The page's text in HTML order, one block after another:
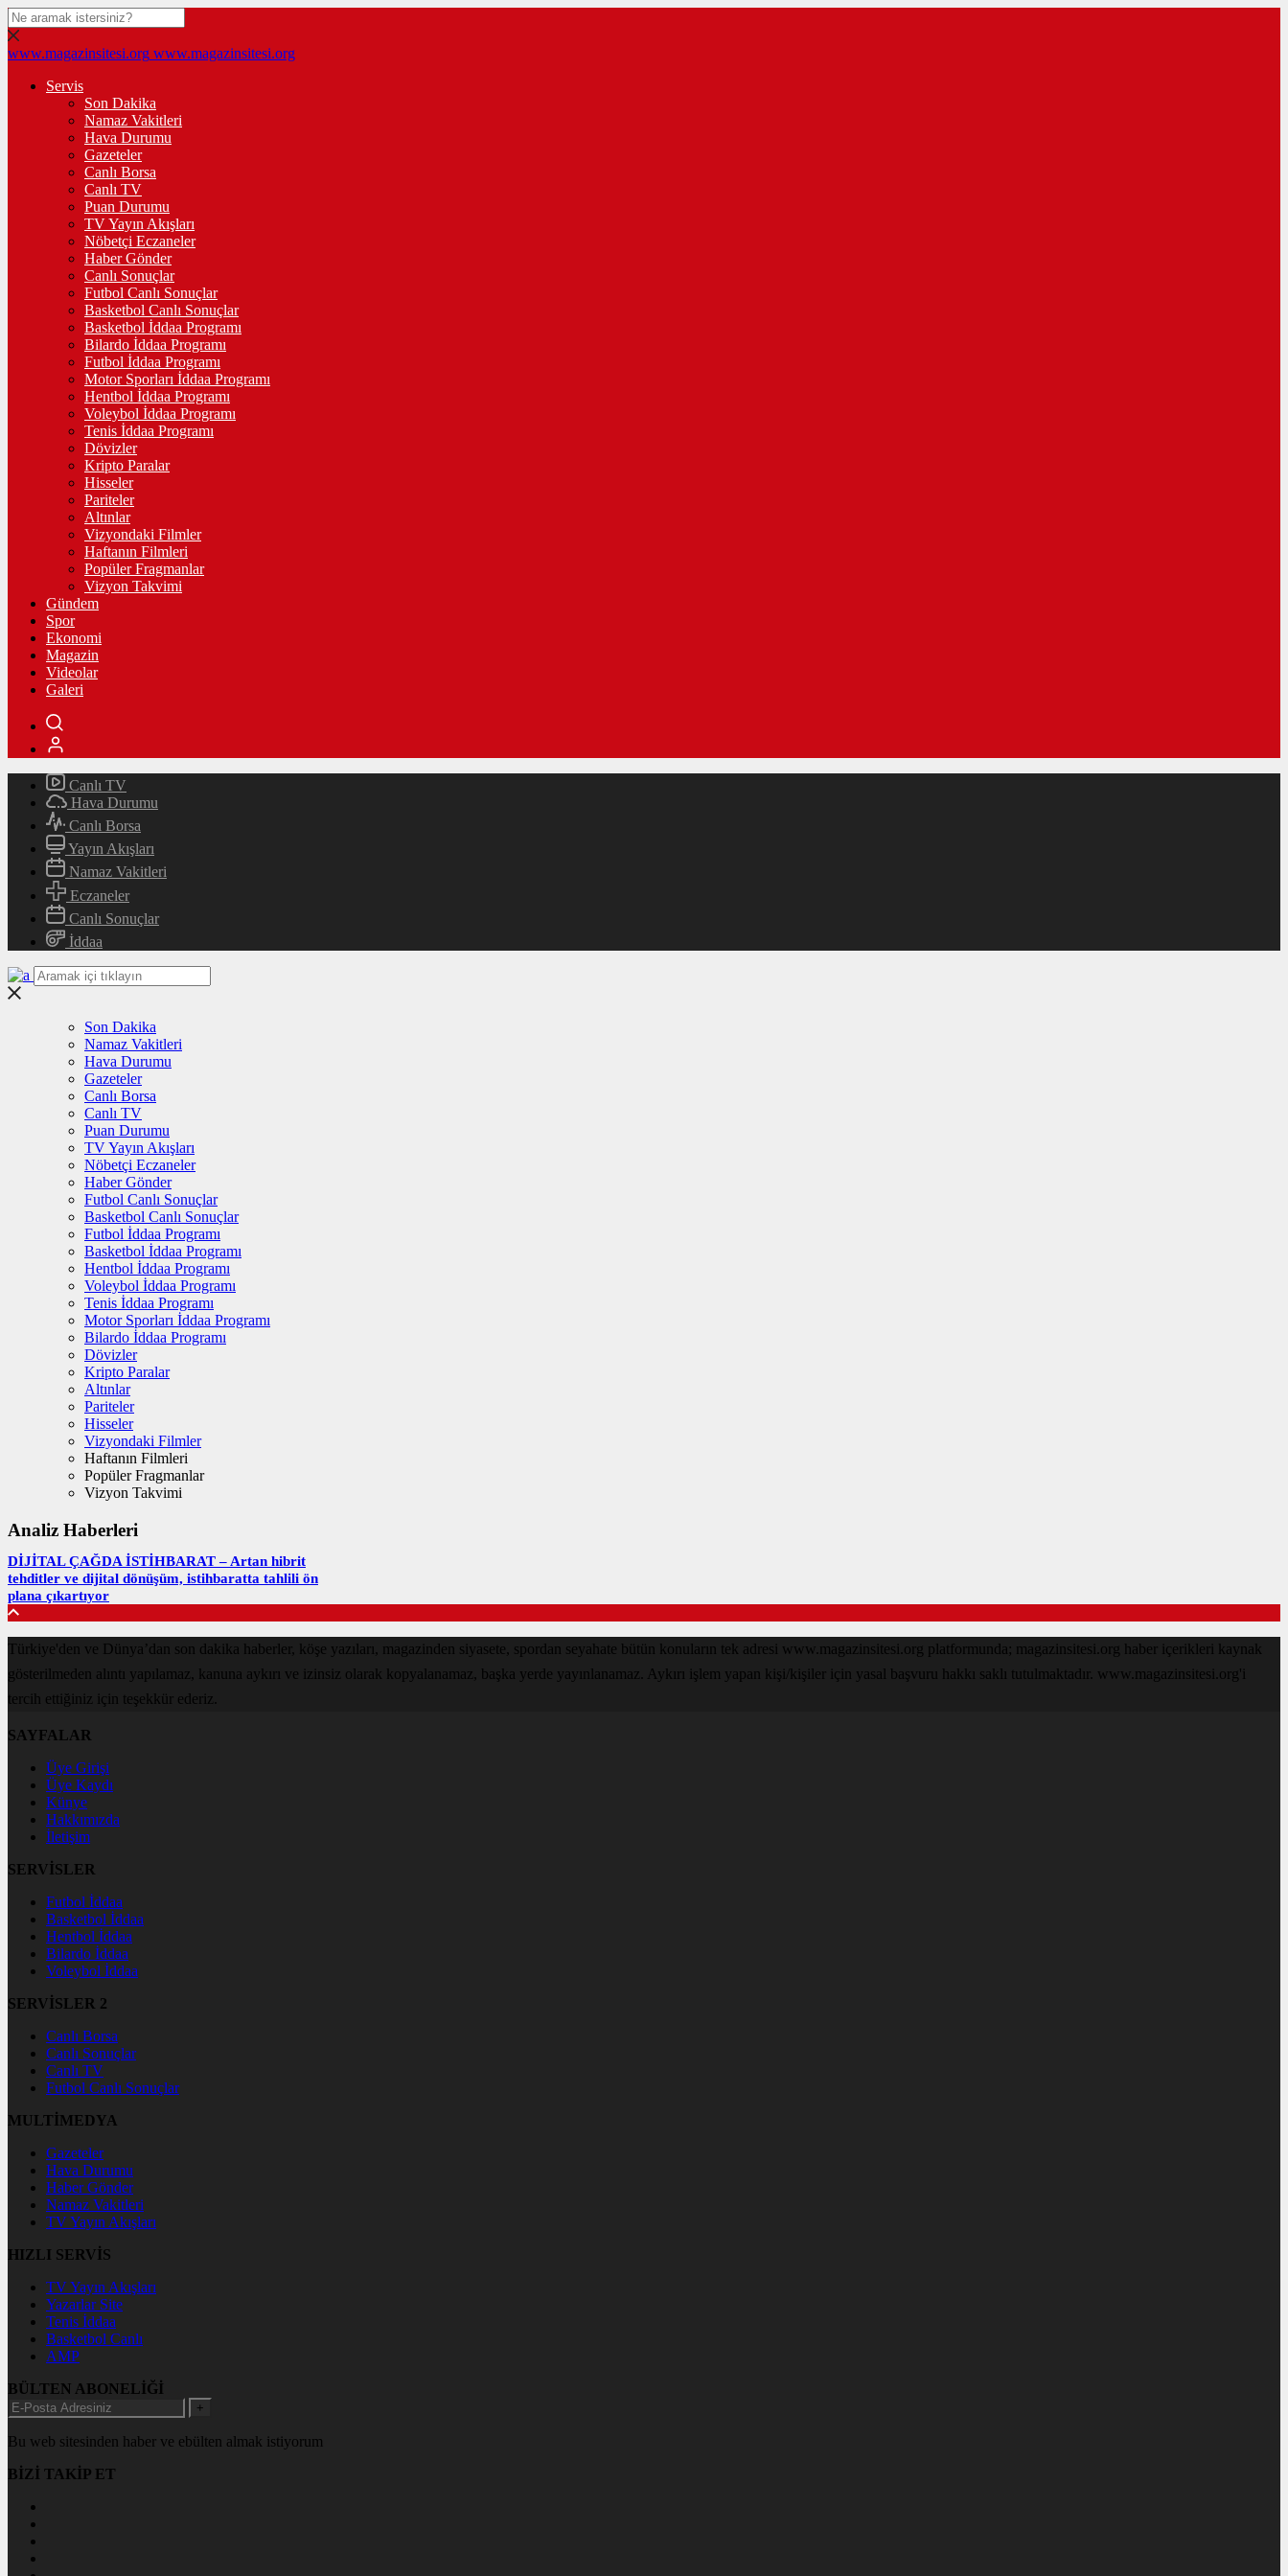
www.magazinsitesi.org www.magazinsitesi.org
Servis
Son Dakika
Namaz Vakitleri
Hava Durumu
Gazeteler
Canlı Borsa
Canlı TV
Puan Durumu
TV Yayın Akışları
Nöbetçi Eczaneler
Haber Gönder
Canlı Sonuçlar
Futbol Canlı Sonuçlar
Basketbol Canlı Sonuçlar
Basketbol İddaa Programı
Bilardo İddaa Programı
Futbol İddaa Programı
Motor Sporları İddaa Programı
Hentbol İddaa Programı
Voleybol İddaa Programı
Tenis İddaa Programı
Dövizler
Kripto Paralar
Hisseler
Pariteler
Altınlar
Vizyondaki Filmler
Haftanın Filmleri
Popüler Fragmanlar
Vizyon Takvimi
Gündem
Spor
Ekonomi
Magazin
Videolar
Galeri
Canlı TV
Hava Durumu
Canlı Borsa
Yayın Akışları
Namaz Vakitleri
Eczaneler
Canlı Sonuçlar
İddaa
Son Dakika
Namaz Vakitleri
Hava Durumu
Gazeteler
Canlı Borsa
Canlı TV
Puan Durumu
TV Yayın Akışları
Nöbetçi Eczaneler
Haber Gönder
Futbol Canlı Sonuçlar
Basketbol Canlı Sonuçlar
Futbol İddaa Programı
Basketbol İddaa Programı
Hentbol İddaa Programı
Voleybol İddaa Programı
Tenis İddaa Programı
Motor Sporları İddaa Programı
Bilardo İddaa Programı
Dövizler
Kripto Paralar
Altınlar
Pariteler
Hisseler
Vizyondaki Filmler
Haftanın Filmleri
Popüler Fragmanlar
Vizyon Takvimi
Analiz Haberleri
DİJİTAL ÇAĞDA İSTİHBARAT – Artan hibrit
tehditler ve dijital dönüşüm, istihbaratta tahlili ön
plana çıkartıyor
Türkiye'den ve Dünya’dan son dakika haberler, köşe yazıları, magazinden siyasete, spordan seyahate bütün konuların tek adresi www.magazinsitesi.org platformunda; magazinsitesi.org haber içerikleri kaynak
gösterilmeden alıntı yapılamaz, kanuna aykırı ve izinsiz olarak kopyalanamaz, başka yerde yayınlanamaz. Aykırı işlem yapan kişi/kişiler için yasal başvuru hakkı saklı tutulmaktadır. www.magazinsitesi.org'i
tercih ettiğiniz için teşekkür ederiz.
SAYFALAR
Üye Girişi
Üye Kaydı
Künye
Hakkımızda
İletişim
SERVİSLER
Futbol İddaa
Basketbol İddaa
Hentbol İddaa
Bilardo İddaa
Voleybol İddaa
SERVİSLER 2
Canlı Borsa
Canlı Sonuçlar
Canlı TV
Futbol Canlı Sonuçlar
MULTİMEDYA
Gazeteler
Hava Durumu
Haber Gönder
Namaz Vakitleri
TV Yayın Akışları
HIZLI SERVİS
TV Yayın Akışları
Yazarlar Site
Tenis İddaa
Basketbol Canlı
AMP
BÜLTEN ABONELİĞİ
+
Bu web sitesinden haber ve ebülten almak istiyorum
BİZİ TAKİP ET